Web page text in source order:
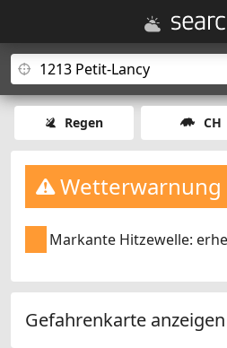
Regen CH
Wetterwarnung
Markante Hitzewelle:
Gefahrenkarte anzeigen